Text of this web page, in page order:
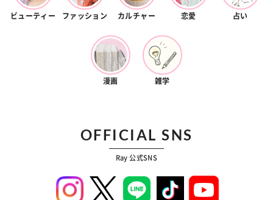
ビューティー ファッション カルチャー 恋愛 占い
漫画 雑学
OFFICIAL SNS
Ray 公式SNS